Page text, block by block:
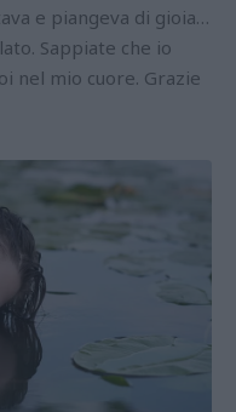
e piangeva di gioia…
Sappiate che io
nel mio cuore. Grazie